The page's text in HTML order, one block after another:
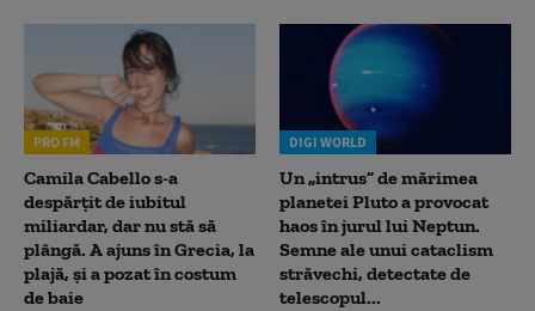
PRO FM
Camila Cabello s-a
despărțit de iubitul
miliardar, dar nu stă să
plângă. A ajuns în Grecia, la
plajă, și a pozat în costum
de baie
DIGI WORLD
Un „intrus” de mărimea
planetei Pluto a provocat
haos în jurul lui Neptun.
Semne ale unui cataclism
străvechi, detectate de
telescopul...